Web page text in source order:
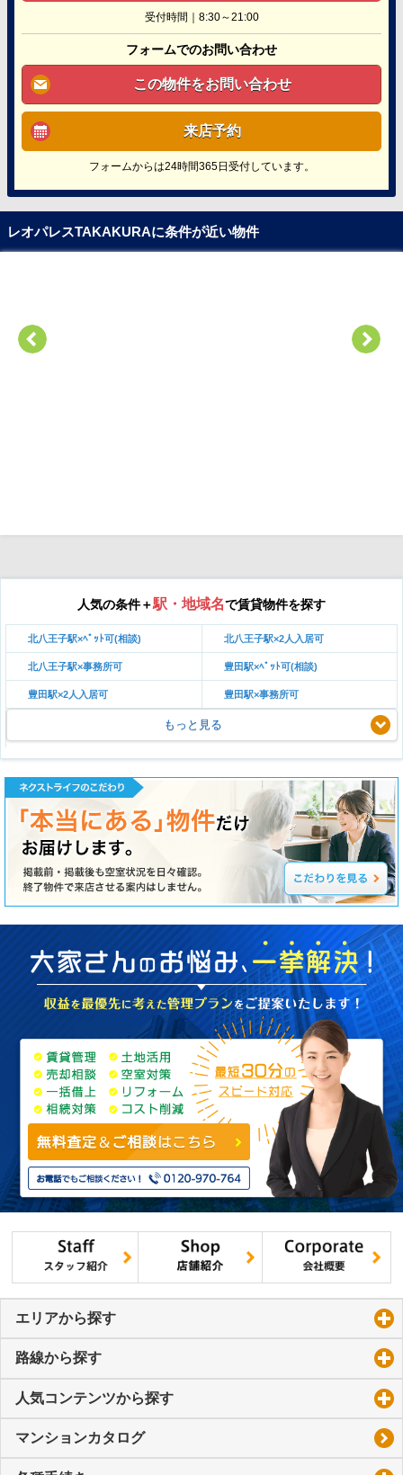
受付時間｜8:30～21:00
フォームでのお問い合わせ
この物件をお問い合わせ
来店予約
フォームからは24時間365日受付しています。
レオパレスTAKAKURAに条件が近い物件
人気の条件＋駅・地域名で賃貸物件を探す
北八王子駅×ﾍﾟｯﾄ可(相談) 北八王子駅×2人入居可
北八王子駅×事務所可 豊田駅×ﾍﾟｯﾄ可(相談)
豊田駅×2人入居可 豊田駅×事務所可
もっと見る
エリアから探す
路線から探す
人気コンテンツから探す
マンションカタログ